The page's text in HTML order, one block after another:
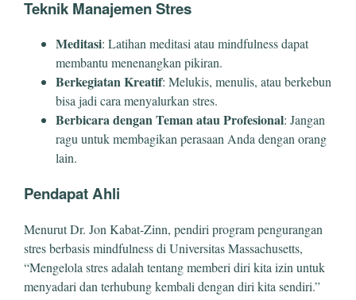
Teknik Manajemen Stres
Meditasi: Latihan meditasi atau mindfulness dapat
membantu menenangkan pikiran.
Berkegiatan Kreatif: Melukis, menulis, atau berkebun
bisa jadi cara menyalurkan stres.
Berbicara dengan Teman atau Profesional: Jangan
ragu untuk membagikan perasaan Anda dengan orang
lain.
Pendapat Ahli
Menurut Dr. Jon Kabat-Zinn, pendiri program pengurangan
stres berbasis mindfulness di Universitas Massachusetts,
“Mengelola stres adalah tentang memberi diri kita izin untuk
menyadari dan terhubung kembali dengan diri kita sendiri.”